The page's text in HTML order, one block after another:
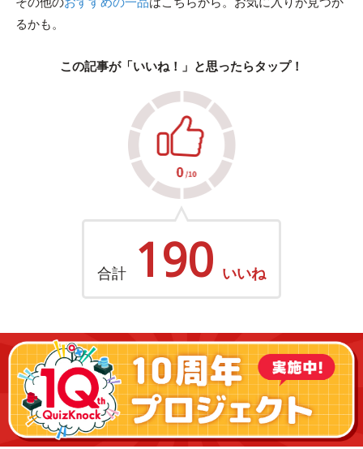
るかも。
この記事が「いいね！」と思ったらタップ！
合計 190 いいね